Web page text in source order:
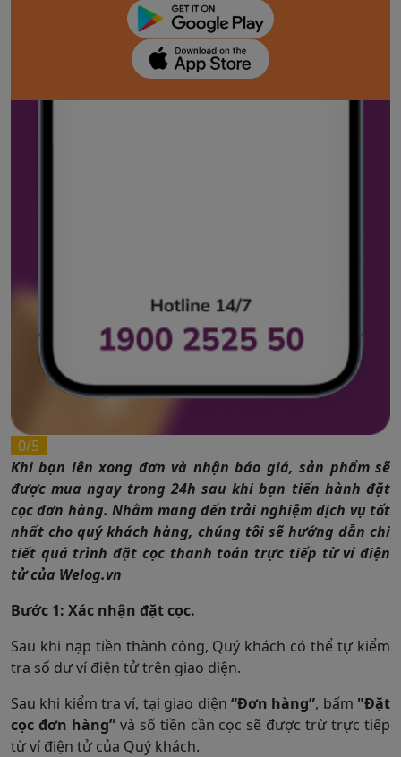
0/5
Khi bạn lên xong đơn và nhận báo giá, sản phẩm sẽ
được mua ngay trong 24h sau khi bạn tiến hành đặt
cọc đơn hàng. Nhằm mang đến trải nghiệm dịch vụ tốt
nhất cho quý khách hàng, chúng tôi sẽ hướng dẫn chi
tiết quá trình đặt cọc thanh toán trực tiếp từ ví điện
tử của Welog.vn
Bước 1: Xác nhận đặt cọc.
Sau khi nạp tiền thành công, Quý khách có thể tự kiểm
tra số dư ví điện tử trên giao diện.
Sau khi kiểm tra ví, tại giao diện “Đơn hàng”, bấm "Đặt
cọc đơn hàng”và số tiền cần cọc sẽ được trừ trực tiếp
từ ví điện tử của Quý khách.